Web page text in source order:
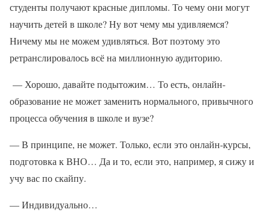
студенты получают красные дипломы. То чему они могут
научить детей в школе? Ну вот чему мы удивляемся?
Ничему мы не можем удивляться. Вот поэтому это
ретранслировалось всё на миллионную аудиторию.
— Хорошо, давайте подытожим… То есть, онлайн-
образование не может заменить нормального, привычного
процесса обучения в школе и вузе?
— В принципе, не может. Только, если это онлайн-курсы,
подготовка к ВНО… Да и то, если это, например, я сижу и
учу вас по скайпу.
— Индивидуально…